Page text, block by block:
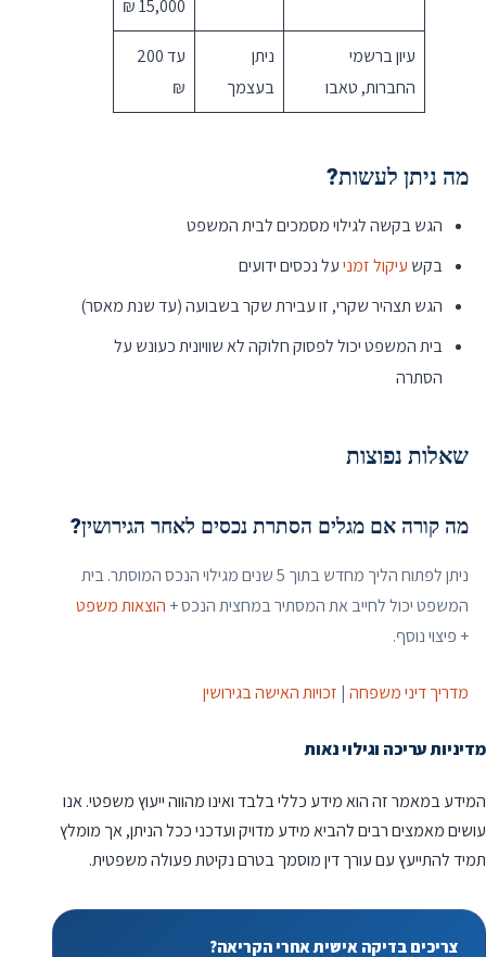
15,000 ₪
עיון ברשמי
החברות, טאבו
ניתן
בעצמך
עד 200
₪
מה ניתן לעשות?
הגש בקשה לגילוי מסמכים לבית המשפט
בקש עיקול זמניעל נכסים ידועים
הגש תצהיר שקרי, זו עבירת שקר בשבועה (עד שנת מאסר)
בית המשפט יכול לפסוק חלוקה לא שוויונית כעונש על
הסתרה
שאלות נפוצות
מה קורה אם מגלים הסתרת נכסים לאחר הגירושין?
ניתן לפתוח הליך מחדש בתוך 5 שנים מגילוי הנכס המוסתר. בית
המשפט יכול לחייב את המסתיר במחצית הנכס + הוצאות משפט
+ פיצוי נוסף.
מדריך דיני משפחה | זכויות האישה בגירושין
מדיניות עריכה וגילוי נאות
המידע במאמר זה הוא מידע כללי בלבד ואינו מהווה ייעוץ משפטי. אנו
עושים מאמצים רבים להביא מידע מדויק ועדכני ככל הניתן, אך מומלץ
תמיד להתייעץ עם עורך דין מוסמך בטרם נקיטת פעולה משפטית.
צריכים בדיקה אישית אחרי הקריאה?